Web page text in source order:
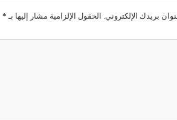
بريدك الإلكتروني. الحقول الإلزامية مشار إليها بـ *